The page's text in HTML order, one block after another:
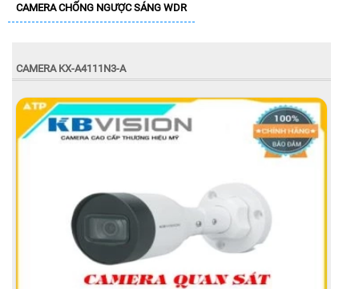
CAMERA CHỐNG NGƯỢC SÁNG WDR
CAMERA KX-A4111N3-A